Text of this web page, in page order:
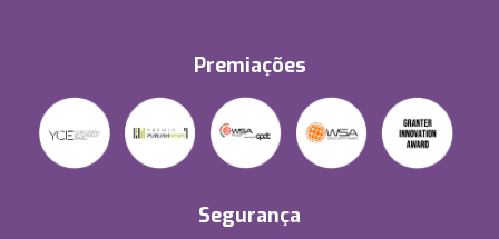
Premiações
Segurança